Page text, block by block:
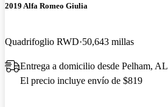
2019 Alfa Romeo Giulia
Quadrifoglio RWD 50,643 millas
Entrega a domicilio desde Pelham, AL
El precio incluye envío de $819